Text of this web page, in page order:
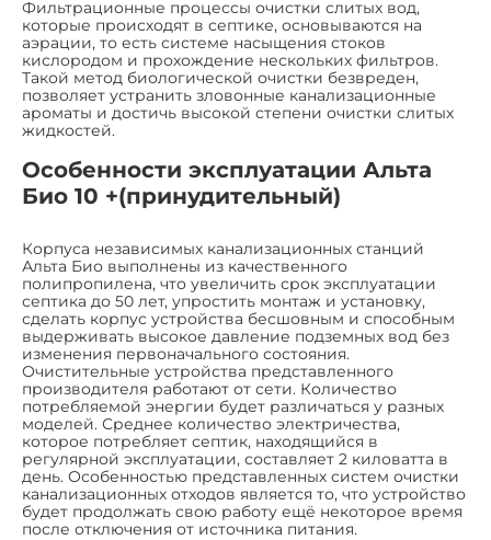
Фильтрационные процессы очистки слитых вод,
которые происходят в септике, основываются на
аэрации, то есть системе насыщения стоков
кислородом и прохождение нескольких фильтров.
Такой метод биологической очистки безвреден,
позволяет устранить зловонные канализационные
ароматы и достичь высокой степени очистки слитых
жидкостей.
Особенности эксплуатации Альта
Био 10 +(принудительный)
Корпуса независимых канализационных станций
Альта Био выполнены из качественного
полипропилена, что увеличить срок эксплуатации
септика до 50 лет, упростить монтаж и установку,
сделать корпус устройства бесшовным и способным
выдерживать высокое давление подземных вод без
изменения первоначального состояния.
Очистительные устройства представленного
производителя работают от сети. Количество
потребляемой энергии будет различаться у разных
моделей. Среднее количество электричества,
которое потребляет септик, находящийся в
регулярной эксплуатации, составляет 2 киловатта в
день. Особенностью представленных систем очистки
канализационных отходов является то, что устройство
будет продолжать свою работу ещё некоторое время
после отключения от источника питания.